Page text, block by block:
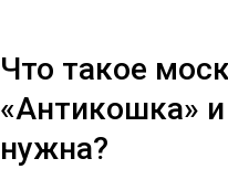
Что такое
«Антикошка»
нужна?